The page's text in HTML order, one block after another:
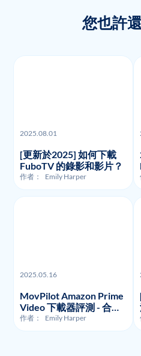
您也許
2025.08.01
[更新於2025] 如何下載
FuboTV 的錄影和影片？
作者： Emily Harper
2025.05.16
MovPilot Amazon Prime
Video 下載器評測 - 合法
性、使用方式及價格
作者： Emily Harper